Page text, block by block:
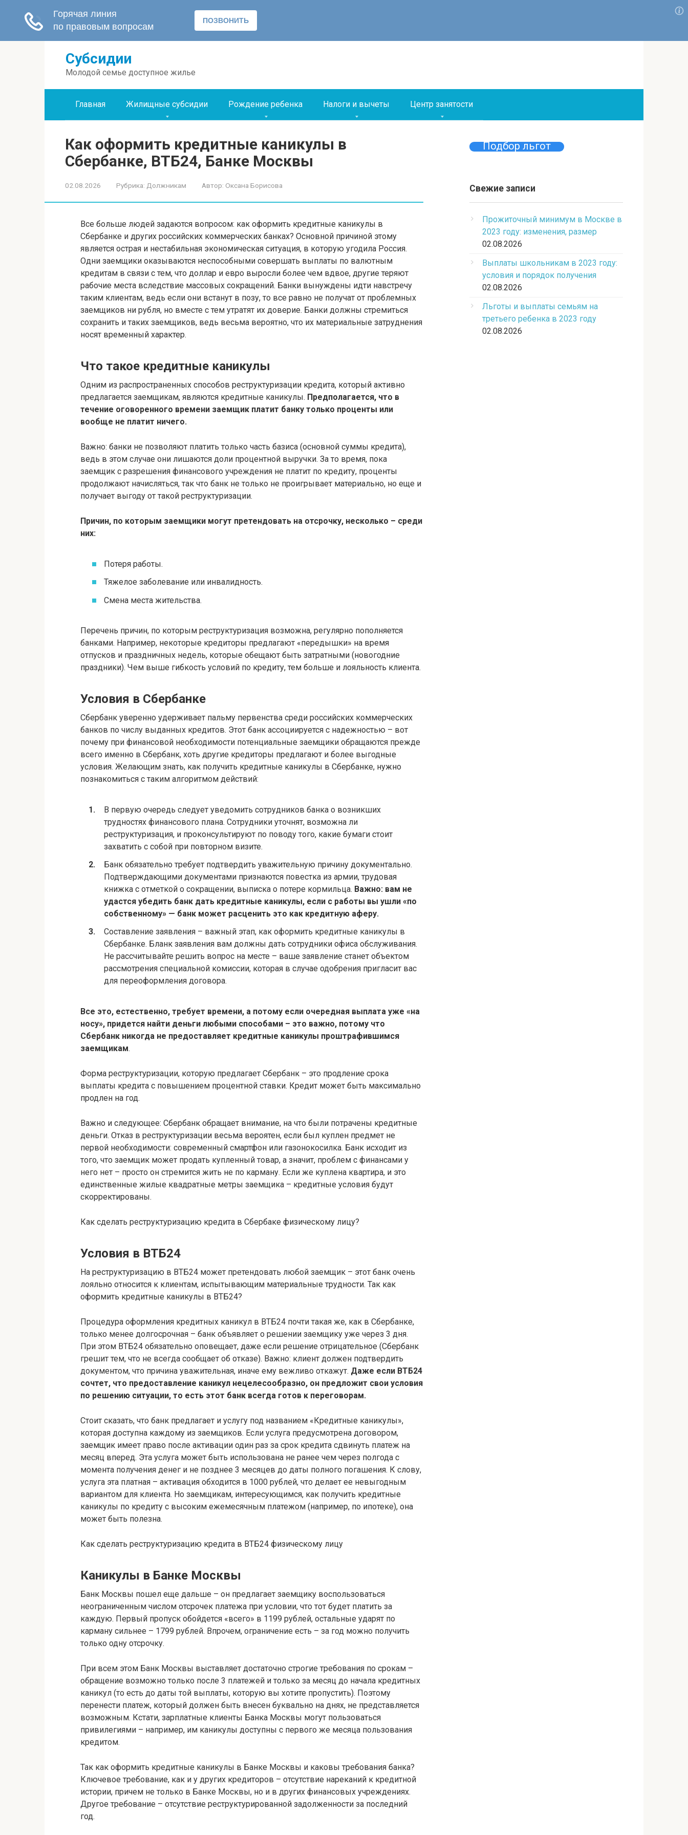
Субсидии
Молодой семье доступное жилье
Главная Жилищные субсидии Рождение ребенка Налоги и вычеты Центр занятости
Как оформить кредитные каникулы в
Сбербанке, ВТБ24, Банке Москвы
02.08.2026 Рубрика: Должникам Автор: Оксана Борисова
Все больше людей задаются вопросом: как оформить кредитные каникулы в
Сбербанке и других российских коммерческих банках? Основной причиной этому
является острая и нестабильная экономическая ситуация, в которую угодила Россия.
Одни заемщики оказываются неспособными совершать выплаты по валютным
кредитам в связи с тем, что доллар и евро выросли более чем вдвое, другие теряют
рабочие места вследствие массовых сокращений. Банки вынуждены идти навстречу
таким клиентам, ведь если они встанут в позу, то все равно не получат от проблемных
заемщиков ни рубля, но вместе с тем утратят их доверие. Банки должны стремиться
сохранить и таких заемщиков, ведь весьма вероятно, что их материальные затруднения
носят временный характер.
Что такое кредитные каникулы
Одним из распространенных способов реструктуризации кредита, который активно
предлагается заемщикам, являются кредитные каникулы. Предполагается, что в
течение оговоренного времени заемщик платит банку только проценты или
вообще не платит ничего.
Важно: банки не позволяют платить только часть базиса (основной суммы кредита),
ведь в этом случае они лишаются доли процентной выручки. За то время, пока
заемщик с разрешения финансового учреждения не платит по кредиту, проценты
продолжают начисляться, так что банк не только не проигрывает материально, но еще и
получает выгоду от такой реструктуризации.
Причин, по которым заемщики могут претендовать на отсрочку, несколько – среди
них:
Потеря работы.
Тяжелое заболевание или инвалидность.
Смена места жительства.
Перечень причин, по которым реструктуризация возможна, регулярно пополняется
банками. Например, некоторые кредиторы предлагают «передышки» на время
отпусков и праздничных недель, которые обещают быть затратными (новогодние
праздники). Чем выше гибкость условий по кредиту, тем больше и лояльность клиента.
Условия в Сбербанке
Сбербанк уверенно удерживает пальму первенства среди российских коммерческих
банков по числу выданных кредитов. Этот банк ассоциируется с надежностью – вот
почему при финансовой необходимости потенциальные заемщики обращаются прежде
всего именно в Сбербанк, хоть другие кредиторы предлагают и более выгодные
условия. Желающим знать, как получить кредитные каникулы в Сбербанке, нужно
познакомиться с таким алгоритмом действий:
В первую очередь следует уведомить сотрудников банка о возникших
трудностях финансового плана. Сотрудники уточнят, возможна ли
реструктуризация, и проконсультируют по поводу того, какие бумаги стоит
захватить с собой при повторном визите.
Банк обязательно требует подтвердить уважительную причину документально.
Подтверждающими документами признаются повестка из армии, трудовая
книжка с отметкой о сокращении, выписка о потере кормильца. Важно: вам не
удастся убедить банк дать кредитные каникулы, если с работы вы ушли «по
собственному» — банк может расценить это как кредитную аферу.
Составление заявления – важный этап, как оформить кредитные каникулы в
Сбербанке. Бланк заявления вам должны дать сотрудники офиса обслуживания.
Не рассчитывайте решить вопрос на месте – ваше заявление станет объектом
рассмотрения специальной комиссии, которая в случае одобрения пригласит вас
для переоформления договора.
Все это, естественно, требует времени, а потому если очередная выплата уже «на
носу», придется найти деньги любыми способами – это важно, потому что
Сбербанк никогда не предоставляет кредитные каникулы проштрафившимся
заемщикам.
Форма реструктуризации, которую предлагает Сбербанк – это продление срока
выплаты кредита с повышением процентной ставки. Кредит может быть максимально
продлен на год.
Важно и следующее: Сбербанк обращает внимание, на что были потрачены кредитные
деньги. Отказ в реструктуризации весьма вероятен, если был куплен предмет не
первой необходимости: современный смартфон или газонокосилка. Банк исходит из
того, что заемщик может продать купленный товар, а значит, проблем с финансами у
него нет – просто он стремится жить не по карману. Если же куплена квартира, и это
единственные жилые квадратные метры заемщика – кредитные условия будут
скорректированы.
Как сделать реструктуризацию кредита в Сбербаке физическому лицу?
Условия в ВТБ24
На реструктуризацию в ВТБ24 может претендовать любой заемщик – этот банк очень
лояльно относится к клиентам, испытывающим материальные трудности. Так как
оформить кредитные каникулы в ВТБ24?
Процедура оформления кредитных каникул в ВТБ24 почти такая же, как в Сбербанке,
только менее долгосрочная – банк объявляет о решении заемщику уже через 3 дня.
При этом ВТБ24 обязательно оповещает, даже если решение отрицательное (Сбербанк
грешит тем, что не всегда сообщает об отказе). Важно: клиент должен подтвердить
документом, что причина уважительная, иначе ему вежливо откажут. Даже если ВТБ24
сочтет, что предоставление каникул нецелесообразно, он предложит свои условия
по решению ситуации, то есть этот банк всегда готов к переговорам.
Стоит сказать, что банк предлагает и услугу под названием «Кредитные каникулы»,
которая доступна каждому из заемщиков. Если услуга предусмотрена договором,
заемщик имеет право после активации один раз за срок кредита сдвинуть платеж на
месяц вперед. Эта услуга может быть использована не ранее чем через полгода с
момента получения денег и не позднее 3 месяцев до даты полного погашения. К слову,
услуга эта платная – активация обходится в 1000 рублей, что делает ее невыгодным
вариантом для клиента. Но заемщикам, интересующимся, как получить кредитные
каникулы по кредиту с высоким ежемесячным платежом (например, по ипотеке), она
может быть полезна.
Как сделать реструктуризацию кредита в ВТБ24 физическому лицу
Каникулы в Банке Москвы
Банк Москвы пошел еще дальше – он предлагает заемщику воспользоваться
неограниченным числом отсрочек платежа при условии, что тот будет платить за
каждую. Первый пропуск обойдется «всего» в 1199 рублей, остальные ударят по
карману сильнее – 1799 рублей. Впрочем, ограничение есть – за год можно получить
только одну отсрочку.
При всем этом Банк Москвы выставляет достаточно строгие требования по срокам –
обращение возможно только после 3 платежей и только за месяц до начала кредитных
каникул (то есть до даты той выплаты, которую вы хотите пропустить). Поэтому
перенести платеж, который должен быть внесен буквально на днях, не представляется
возможным. Кстати, зарплатные клиенты Банка Москвы могут пользоваться
привилегиями – например, им каникулы доступны с первого же месяца пользования
кредитом.
Так как оформить кредитные каникулы в Банке Москвы и каковы требования банка?
Ключевое требование, как и у других кредиторов – отсутствие нареканий к кредитной
истории, причем не только в Банке Москвы, но и в других финансовых учреждениях.
Другое требование – отсутствие реструктурированной задолженности за последний
год.
Подбор льгот
Свежие записи
Прожиточный минимум в Москве в
2023 году: изменения, размер
02.08.2026
Выплаты школьникам в 2023 году:
условия и порядок получения
02.08.2026
Льготы и выплаты семьям на
третьего ребенка в 2023 году
02.08.2026